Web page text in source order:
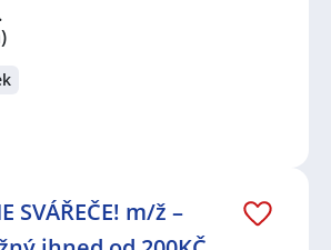
SVÁŘEČE! m/ž –